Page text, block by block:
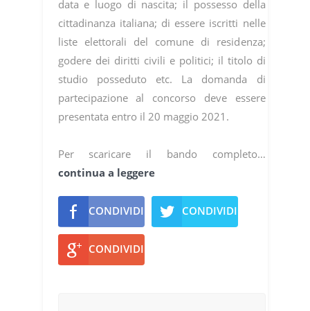
data e luogo di nascita; il possesso della
cittadinanza italiana; di essere iscritti nelle
liste elettorali del comune di residenza;
godere dei diritti civili e politici; il titolo di
studio posseduto etc. La domanda di
partecipazione al concorso deve essere
presentata entro il 20 maggio 2021.
Per scaricare il bando completo…
continua a leggere
CONDIVIDI CONDIVIDI
CONDIVIDI